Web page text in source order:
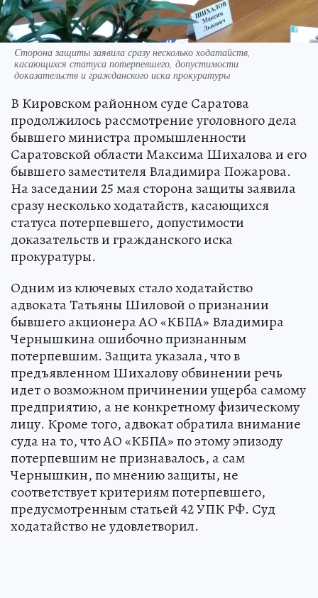
Cторона защиты заявила сразу несколько ходатайств,
касающихся статуса потерпевшего, допустимости
доказательств и гражданского иска прокуратуры
В Кировском районном суде Саратова
продолжилось рассмотрение уголовного дела
бывшего министра промышленности
Саратовской области Максима Шихалова и его
бывшего заместителя Владимира Пожарова.
На заседании 25 мая сторона защиты заявила
сразу несколько ходатайств, касающихся
статуса потерпевшего, допустимости
доказательств и гражданского иска
прокуратуры.
Одним из ключевых стало ходатайство
адвоката Татьяны Шиловой о признании
бывшего акционера АО «КБПА» Владимира
Чернышкина ошибочно признанным
потерпевшим. Защита указала, что в
предъявленном Шихалову обвинении речь
идет о возможном причинении ущерба самому
предприятию, а не конкретному физическому
лицу. Кроме того, адвокат обратила внимание
суда на то, что АО «КБПА» по этому эпизоду
потерпевшим не признавалось, а сам
Чернышкин, по мнению защиты, не
соответствует критериям потерпевшего,
предусмотренным статьей 42 УПК РФ. Суд
ходатайство не удовлетворил.